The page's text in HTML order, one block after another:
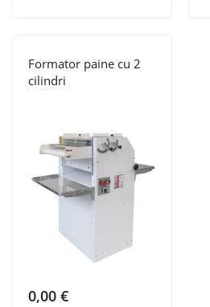
Formator paine cu 2
cilindri
0,00 €